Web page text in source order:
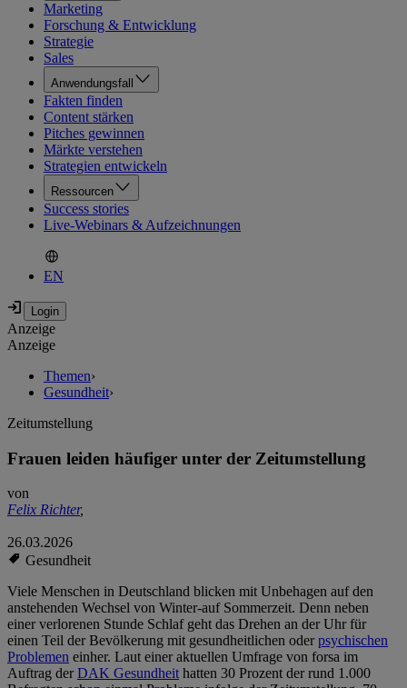
Marketing
Forschung & Entwicklung
Strategie
Sales
Anwendungsfall
Fakten finden
Content stärken
Pitches gewinnen
Märkte verstehen
Strategien entwickeln
Ressourcen
Success stories
Live-Webinars & Aufzeichnungen
EN
Anzeige
Anzeige
Themen›
Gesundheit›
Zeitumstellung
Frauen leiden häufiger unter der Zeitumstellung
von
Felix Richter,
26.03.2026
Gesundheit
Viele Menschen in Deutschland blicken mit Unbehagen auf den
anstehenden Wechsel von Winter-auf Sommerzeit. Denn neben
einer verlorenen Stunde Schlaf geht das Drehen an der Uhr für
einen Teil der Bevölkerung mit gesundheitlichen oderpsychischen
Problemen einher. Laut einer aktuellen Umfrage von forsa im
Auftrag derDAK Gesundheithatten 30 Prozent der rund 1.000